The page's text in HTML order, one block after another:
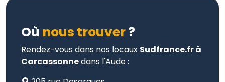
Où nous trouver?
Rendez-vous dans nos locaux Sudfrance.fr à
Carcassonnedans l'Aude :